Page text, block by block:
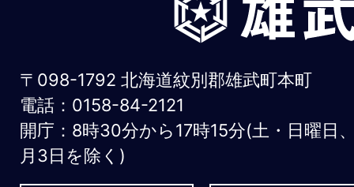
お
う
む
ち
〒098-1792 北海道紋別郡雄武町本町
電話：0158-84-2121
開庁：8時30分から17時15分(土・日曜日
月3日を除く)